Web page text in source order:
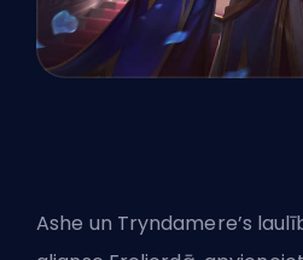
Ashe un Tryndamere’s